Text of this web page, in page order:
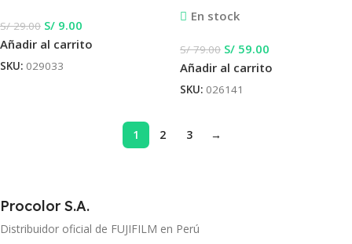
S/29.00 S/ 9.00
Añadir al carrito
SKU: 029033
En stock
S/79.00 S/ 59.00
Añadir al carrito
SKU: 026141
1 2 3 →
Procolor S.A.
Distribuidor oficial de FUJIFILM en Perú